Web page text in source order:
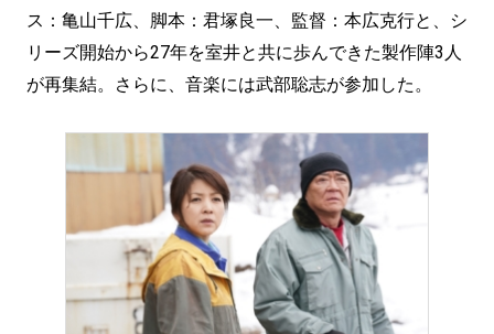
ス：亀山千広、脚本：君塚良一、監督：本広克行と、シ
リーズ開始から27年を室井と共に歩んできた製作陣3人
が再集結。さらに、音楽には武部聡志が参加した。